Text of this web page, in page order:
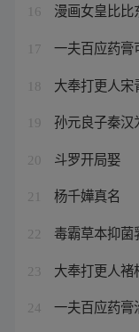
16 漫画女皇比比
17 一夫百应药膏
18 大奉打更人宋
19 孙元良子秦汉
20 斗罗开局娶
21 杨千嬅真名
22 毒霸草本抑菌
23 大奉打更人褚
24 一夫百应药膏